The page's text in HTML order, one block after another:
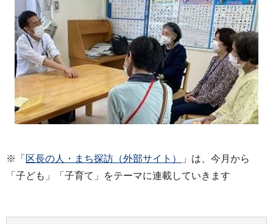
※「 区長の人・まち探訪（外部サイト）
」は、今月から
「子ども」「子育て」をテーマに連載していきます